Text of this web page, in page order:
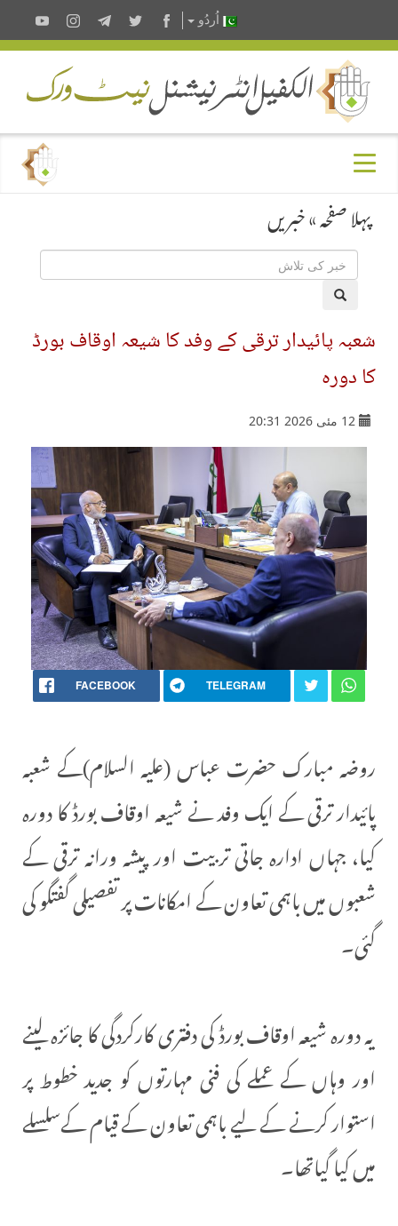
اُردُو
پہلا صفحہ»خبریں
شعبہ پائیدار ترقی کے وفد کا شیعہ اوقاف بورڈ
کا دورہ
12 مئی 2026 20:31
FACEBOOK TELEGRAM
روضہ مبارک حضرت عباس (علیہ السلام)کے شعبہ
پائیدار ترقی کے ایک وفد نے شیعہ اوقاف بورڈ کا دورہ
کیا، جہاں ادارہ جاتی تربیت اور پیشہ ورانہ ترقی کے
شعبوں میں باہمی تعاون کے امکانات پر تفصیلی گفتگو کی
گئی۔
یہ دورہ شیعہ اوقاف بورڈ کی دفتری کارکردگی کا جائزہ لینے
اور وہاں کے عملے کی فنی مہارتوں کو جدید خطوط پر
استوار کرنے کے لیے باہمی تعاون کے قیام کےسلسلے
میں کیا گیاتھا۔